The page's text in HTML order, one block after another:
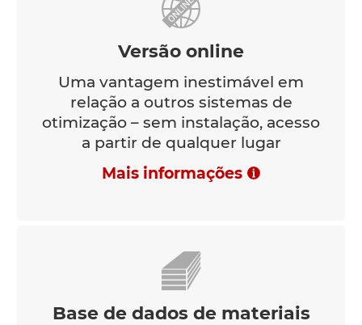
Versão online
Uma vantagem inestimável em
relação a outros sistemas de
otimização – sem instalação, acesso
a partir de qualquer lugar
Mais informações
Base de dados de materiais